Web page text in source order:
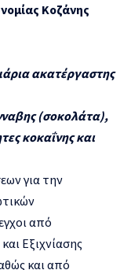
Κοζάνης
ακατέργαστης
(σοκολάτα),
κοκαΐνης και
για την
από
Εξιχνίασης
και από